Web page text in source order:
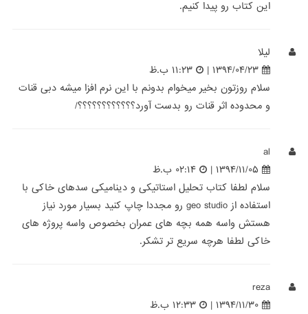
این کتاب رو پیدا کنیم.
لیلا
۱۳۹۴/۰۴/۲۳ |
۱۱:۲۳ ب.ظ
سلام روزتون بخیر میخوام بدونم با این نرم افزا میشه دبی قنات
و محدوده اثر قنات رو بدست آورد؟؟؟؟؟؟؟؟؟؟؟؟/
al
۱۳۹۴/۱۱/۰۵ |
۰۲:۱۴ ب.ظ
سلام لطفا کتاب تحلیل استاتیکی و دینامیکی سدهای خاکی با
استفاده از geo studio رو مجددا چاپ کنید بسیار مورد نیاز
هستش واسه همه بچه های عمران بخصوص واسه پروژه های
خاکی لطفا هرچه سریع تر تشکر.
reza
۱۳۹۴/۱۱/۳۰ |
۱۲:۳۳ ب.ظ